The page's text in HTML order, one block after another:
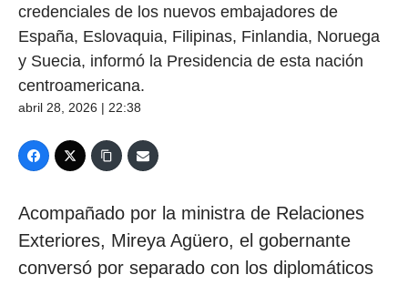
credenciales de los nuevos embajadores de
España, Eslovaquia, Filipinas, Finlandia, Noruega
y Suecia, informó la Presidencia de esta nación
centroamericana.
abril 28, 2026 | 22:38
Acompañado por la ministra de Relaciones
Exteriores, Mireya Agüero, el gobernante
conversó por separado con los diplomáticos